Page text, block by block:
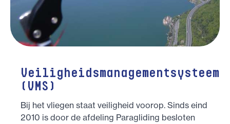
Veiligheidsmanagementsysteem
(VMS)
Bij het vliegen staat veiligheid voorop. Sinds eind
2010 is door de afdeling Paragliding besloten